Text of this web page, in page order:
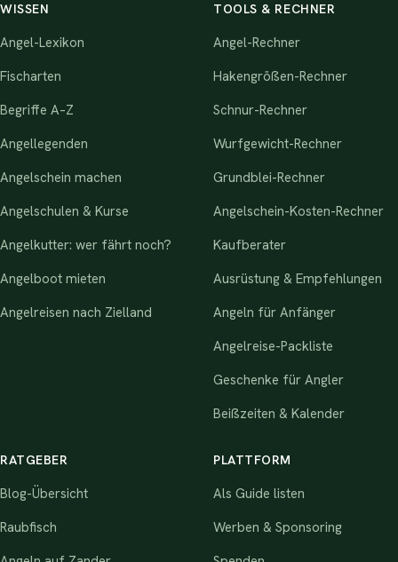
WISSEN
Angel-Lexikon
Fischarten
Begriffe A–Z
Angellegenden
Angelschein machen
Angelschulen & Kurse
Angelkutter: wer fährt noch?
Angelboot mieten
Angelreisen nach Zielland
TOOLS & RECHNER
Angel-Rechner
Hakengrößen-Rechner
Schnur-Rechner
Wurfgewicht-Rechner
Grundblei-Rechner
Angelschein-Kosten-Rechner
Kaufberater
Ausrüstung & Empfehlungen
Angeln für Anfänger
Angelreise-Packliste
Geschenke für Angler
Beißzeiten & Kalender
RATGEBER
Blog-Übersicht
Raubfisch
PLATTFORM
Als Guide listen
Werben & Sponsoring